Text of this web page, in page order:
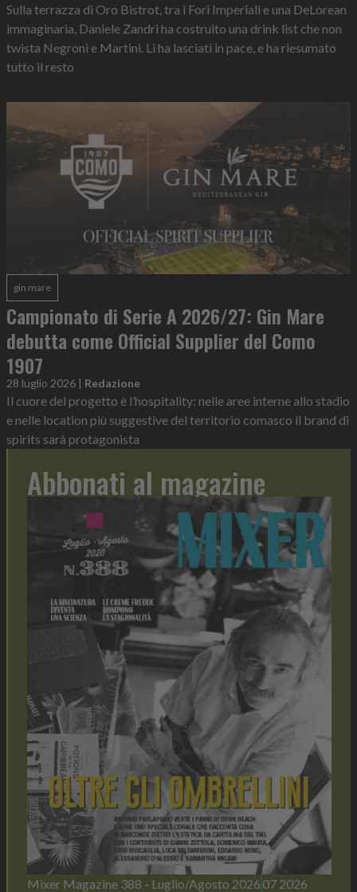
Sulla terrazza di Oro Bistrot, tra i Fori Imperiali e una DeLorean
immaginaria, Daniele Zandri ha costruito una drink list che non
twista Negroni e Martini. Li ha lasciati in pace, e ha riesumato
tutto il resto
gin mare
Campionato di Serie A 2026/27: Gin Mare
debutta come Official Supplier del Como
1907
28 luglio 2026 | Redazione
Il cuore del progetto è l’hospitality: nelle aree interne allo stadio
e nelle location più suggestive del territorio comasco il brand di
spirits sarà protagonista
Abbonati al magazine
Mixer Magazine 388 - Luglio/Agosto 2026 07 2026